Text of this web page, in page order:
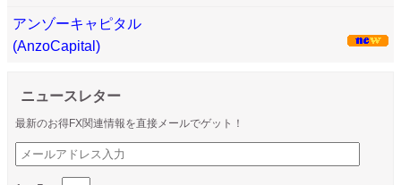
アンゾーキャピタル
(AnzoCapital)
ニュースレター
最新のお得FX関連情報を直接メールでゲット！